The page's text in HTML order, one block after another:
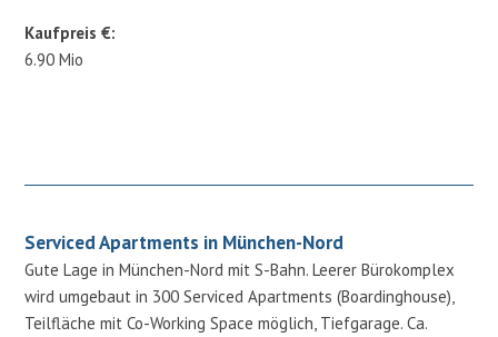
Kaufpreis €:
6.90 Mio
Serviced Apartments in München-Nord
Gute Lage in München-Nord mit S-Bahn. Leerer Bürokomplex
wird umgebaut in 300 Serviced Apartments (Boardinghouse),
Teilfläche mit Co-Working Space möglich, Tiefgarage. Ca.